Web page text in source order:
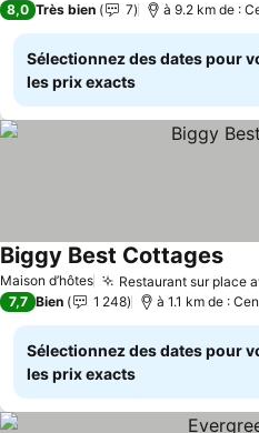
8,0 Très bien 7 à 9.2 km de :
Sélectionnez des dates pour
les prix exacts
Maison d’hôtes Restaurant sur place
Biggy Best Cottages
7,7 Bien 1 248 à 1.1 km de :
Sélectionnez des dates pour
les prix exacts